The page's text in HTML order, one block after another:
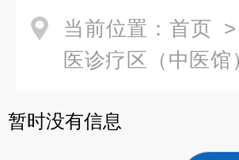
当前位置： 首页 >
医诊疗区（中医
暂时没有信息